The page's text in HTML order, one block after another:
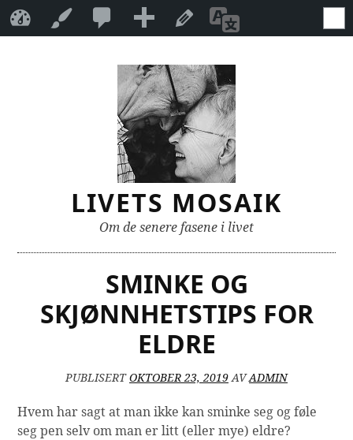
LIVETS MOSAIK
Om de senere fasene i livet
SMINKE OG
SKJØNNHETSTIPS FOR
ELDRE
PUBLISERTOKTOBER 23, 2019 AVADMIN
Hvem har sagt at man ikke kan sminke seg og føle
seg pen selv om man er litt (eller mye) eldre?
Livets mosaik
Tilpass
kommentarer
under
moderering
Legg
til
Oversett
1